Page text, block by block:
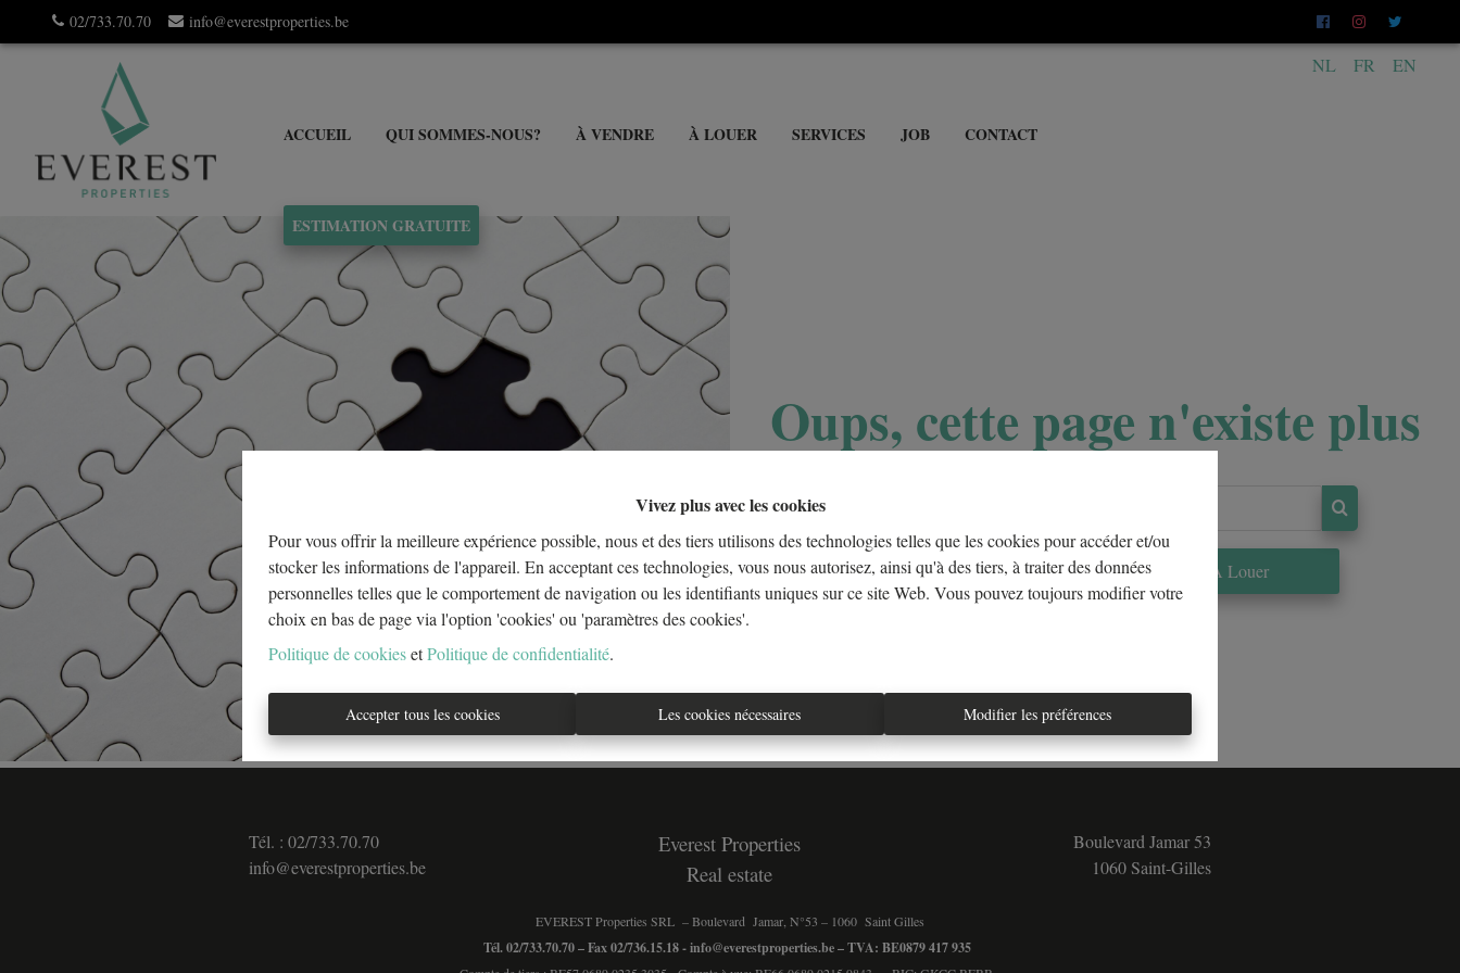
Vivez plus avec les cookies
Pour vous offrir la meilleure expérience possible, nous et des tiers utilisons des technologies telles que les cookies pour accéder et/ou
stocker les informations de l'appareil. En acceptant ces technologies, vous nous autorisez, ainsi qu'à des tiers, à traiter des données
personnelles telles que le comportement de navigation ou les identifiants uniques sur ce site Web. Vous pouvez toujours modifier votre
choix en bas de page via l'option 'cookies' ou 'paramètres des cookies'.
Politique de cookiesetPolitique de confidentialité.
Accepter tous les cookies Les cookies nécessaires Modifier les préférences
02/733.70.70 info@everestproperties.be
ACCUEIL QUI SOMMES-NOUS? À VENDRE À LOUER SERVICES JOB CONTACT
ESTIMATION GRATUITE
NL FR EN
Oups, cette page n'existe plus
À Vendre À Louer
Tél. : 02/733.70.70
info@everestproperties.be
Everest Properties
Real estate
Boulevard Jamar 53
1060 Saint-Gilles
EVEREST Properties SRL – Boulevard Jamar, N°53 – 1060 Saint Gilles
Tél. 02/733.70.70 – Fax 02/736.15.18 -info@everestproperties.be– TVA: BE0879 417 935